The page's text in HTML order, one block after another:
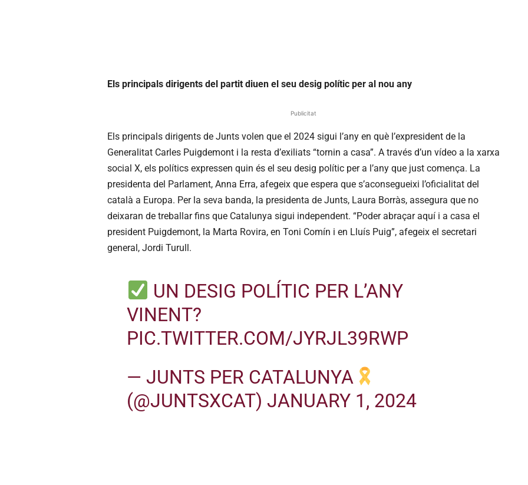
Els principals dirigents del partit diuen el seu desig polític per al nou any
Publicitat
Els principals dirigents de Junts volen que el 2024 sigui l’any en què l’expresident de la
Generalitat Carles Puigdemont i la resta d’exiliats “tornin a casa”. A través d’un vídeo a la xarxa
social X, els polítics expressen quin és el seu desig polític per a l’any que just comença. La
presidenta del Parlament, Anna Erra, afegeix que espera que s’aconsegueixi l’oficialitat del
català a Europa. Per la seva banda, la presidenta de Junts, Laura Borràs, assegura que no
deixaran de treballar fins que Catalunya sigui independent. “Poder abraçar aquí i a casa el
president Puigdemont, la Marta Rovira, en Toni Comín i en Lluís Puig”, afegeix el secretari
general, Jordi Turull.
UN DESIG POLÍTIC PER L’ANY
VINENT?
PIC.TWITTER.COM/JYRJL39RWP
— JUNTS PER CATALUNYA
(@JUNTSXCAT)JANUARY 1, 2024